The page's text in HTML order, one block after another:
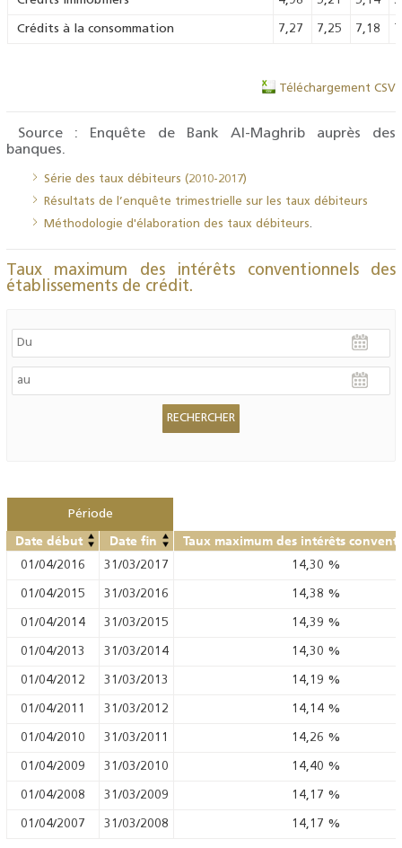
Crédits à la consommation 7,27 7,25 7,18
Téléchargement CSV
Source : Enquête de Bank Al-Maghrib auprès des
banques.
Série des taux débiteurs (2010-2017)
Résultats de l’enquête trimestrielle sur les taux débiteurs
Méthodologie d'élaboration des taux débiteurs.
Taux maximum des intérêts conventionnels des
établissements de crédit.
Période
Date début Date fin Taux maximum des intérêts
01/04/2016 31/03/2017 14,30 %
01/04/2015 31/03/2016 14,38 %
01/04/2014 31/03/2015 14,39 %
01/04/2013 31/03/2014 14,30 %
01/04/2012 31/03/2013 14,19 %
01/04/2011 31/03/2012 14,14 %
01/04/2010 31/03/2011 14,26 %
01/04/2009 31/03/2010 14,40 %
01/04/2008 31/03/2009 14,17 %
01/04/2007 31/03/2008 14,17 %